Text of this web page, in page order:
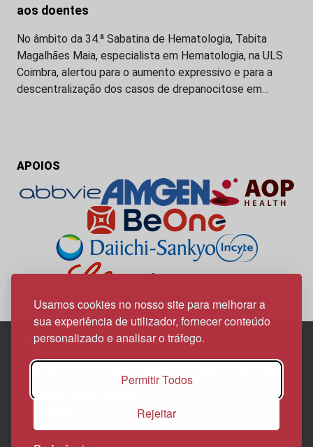
Usamos cookies no nosso site para melhorar a
sua experiência de utilizador, fornecer conteúdo
personalizado e analisar o tráfego.
Permitir Todos
Rejeitar
aos doentes
No âmbito da 34.ª Sabatina de Hematologia, Tabita
Magalhães Maia, especialista em Hematologia, na ULS
Coimbra, alertou para o aumento expressivo e para a
descentralização dos casos de drepanocitose em…
APOIOS
Edif. Lisboa Oriente | Av. Infante D. Henrique, n.º 333H, esc.
1800-282 Lisboa | Portugal